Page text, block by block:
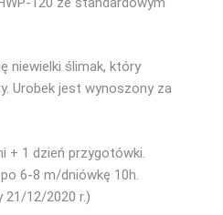
niewielki ślimak, który
Urobek jest wynoszony za
+ 1 dzień przygotówki.
6-8 m/dniówkę 10h.
21/12/2020 r.)